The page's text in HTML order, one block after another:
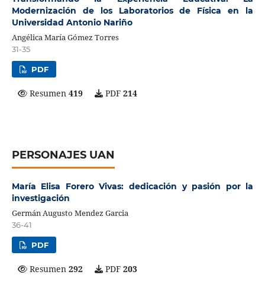
Modernización de los Laboratorios de Física en la
Universidad Antonio Nariño
Angélica María Gómez Torres
31-35
PDF
Resumen 419 PDF 214
PERSONAJES UAN
María Elisa Forero Vivas: dedicación y pasión por la
investigación
Germán Augusto Mendez Garcia
36-41
PDF
Resumen 292 PDF 203